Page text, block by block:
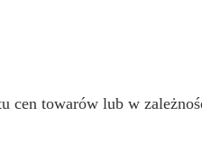
e
towarów lub w